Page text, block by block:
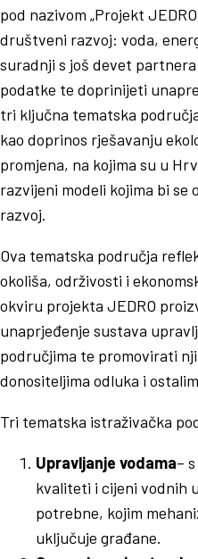
pod nazivom „Projekt
društveni razvoj: voda,
suradnji s još devet
podatke te doprinijeti
tri ključna tematska
kao doprinos rješavanju
promjena, na kojima su u
razvijeni modeli kojima bi se
razvoj.
Ova tematska područja
okoliša, održivosti i
okviru projekta JEDRO
unaprjeđenje sustava
područjima te promovirati
donositeljima odluka i
Tri tematska istraživačka
Upravljanje vodama–
kvaliteti i cijeni vodnih
potrebne, kojim
uključuje građane.